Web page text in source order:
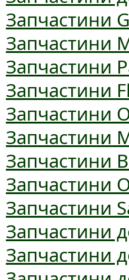
Запчастини
Запчастини
Запчастини
Запчастини
Запчастини
Запчастини
Запчастини
Запчастини
Запчастини
Запчастини
Запчастини